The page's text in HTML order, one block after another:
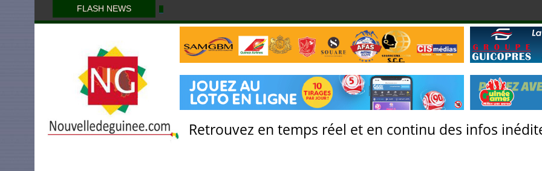
FLASH NEWS
Retrouvez en temps réel et en continu des infos